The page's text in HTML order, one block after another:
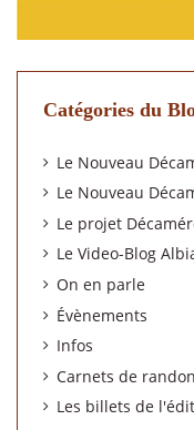
Catégories du
Le Nouveau
Le Nouveau
Le projet
Le Video-Blog
On en parle
Évènements
Infos
Carnets de
Les billets de